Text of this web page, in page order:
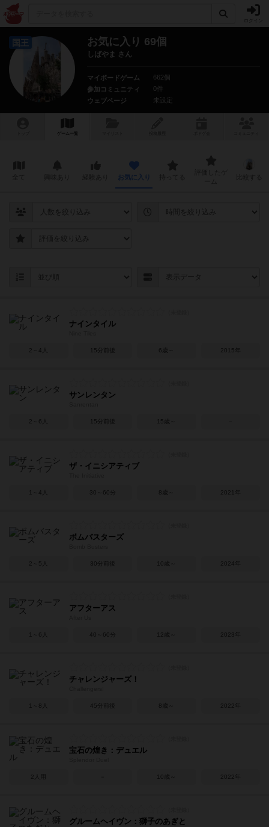
国王 お気に入り 69個
しばやま さん
マイボードゲーム
662個
参加コミュニティ
0件
ウェブページ
未設定
ゲーム一覧
お気に入り
ナインタイル
2～4人 15分前後 6歳～ 2015年
サンレンタン
2～6人 15分前後 15歳～
ザ・イニシアティブ
1～4人 30～60分 8歳～ 2021年
ボムバスターズ
2～5人 30分前後 10歳～ 2024年
アフターアス
1～6人 40～60分 12歳～ 2023年
チャレンジャーズ！
1～8人 45分前後 8歳～ 2022年
宝石の煌き：デュエル
2人用 10歳～ 2022年
グルームヘイヴン：獅子のあぎと